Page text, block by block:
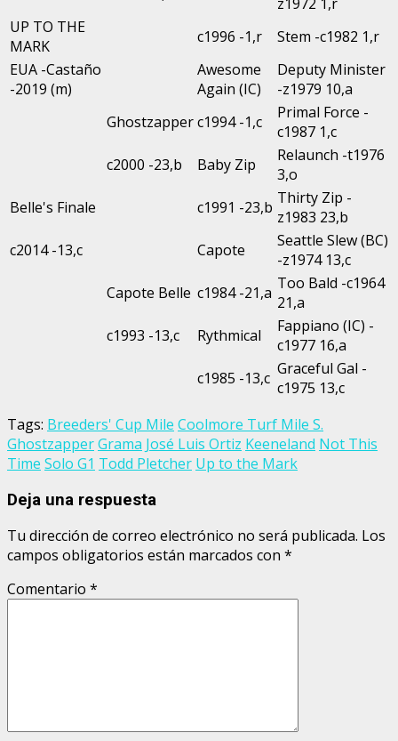
UP TO THE
MARK
c1996 -1,r
Stem -c1982 1,r
EUA -Castaño
-2019 (m)
Awesome
Again (IC)
Deputy Minister
-z1979 10,a
Ghostzapperc1994 -1,c
Primal Force -
c1987 1,c
c2000 -23,b
Baby Zip
Relaunch -t1976
3,o
Belle's Finale
c1991 -23,b Thirty Zip -
z1983 23,b
c2014 -13,c
Capote
Seattle Slew (BC)
-z1974 13,c
Capote Belle c1984 -21,a Too Bald -c1964
21,a
c1993 -13,c
Rythmical
Fappiano (IC) -
c1977 16,a
c1985 -13,c Graceful Gal -
c1975 13,c
Tags: Breeders' Cup Mile Coolmore Turf Mile S.
GhostzapperGrama José Luis Ortiz Keeneland Not This
Time Solo G1 Todd Pletcher Up to the Mark
Deja una respuesta
Tu dirección de correo electrónico no será publicada. Los
campos obligatorios están marcados con *
Comentario *